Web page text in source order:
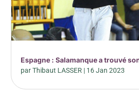
Espagne : Salamanque a trouvé
parThibaut LASSER | 16 Jan 2023